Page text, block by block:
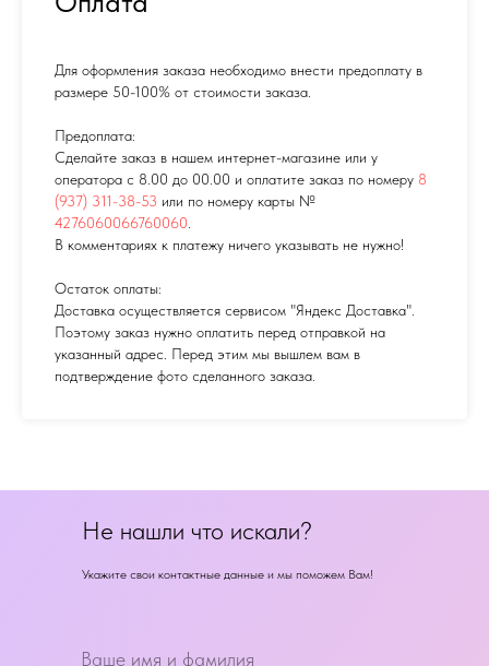
Для оформления заказа необходимо внести предоплату в
размере 50-100% от стоимости заказа.
Предоплата:
Сделайте заказ в нашем интернет-магазине или у
оператора с 8.00 до 00.00 и оплатите заказ по номеру 8
(937) 311-38-53 или по номеру карты №
4276060066760060
В комментариях к платежу ничего указывать не нужно!
Остаток оплаты:
Доставка осуществляется сервисом "Яндекс Доставка".
Поэтому заказ нужно оплатить перед отправкой на
указанный адрес. Перед этим мы вышлем вам в
подтверждение фото сделанного заказа.
Не нашли что искали?
Укажите свои контактные данные и мы поможем Вам!